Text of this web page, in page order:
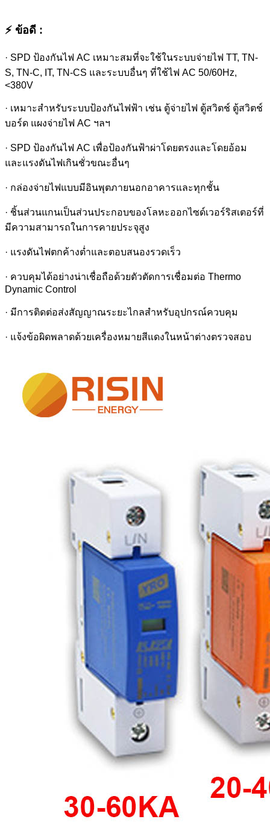
⚡ ข้อดี :
· SPD ป้องกันไฟ AC เหมาะสมที่จะใช้ในระบบจ่ายไฟ TT, TN-
S, TN-C, IT, TN-CS และระบบอื่นๆ ที่ใช้ไฟ AC 50/60Hz,
<380V
· เหมาะสำหรับระบบป้องกันไฟฟ้า เช่น ตู้จ่ายไฟ ตู้สวิตช์ ตู้สวิตช์
บอร์ด แผงจ่ายไฟ AC ฯลฯ
· SPD ป้องกันไฟ AC เพื่อป้องกันฟ้าผ่าโดยตรงและโดยอ้อม
และแรงดันไฟเกินชั่วขณะอื่นๆ
· กล่องจ่ายไฟแบบมีอินพุตภายนอกอาคารและทุกชั้น
· ชิ้นส่วนแกนเป็นส่วนประกอบของโลหะออกไซด์เวอร์ริสเตอร์ที่
มีความสามารถในการคายประจุสูง
· แรงดันไฟตกค้างต่ำและตอบสนองรวดเร็ว
· ควบคุมได้อย่างน่าเชื่อถือด้วยตัวตัดการเชื่อมต่อ Thermo
Dynamic Control
· มีการติดต่อส่งสัญญาณระยะไกลสำหรับอุปกรณ์ควบคุม
· แจ้งข้อผิดพลาดด้วยเครื่องหมายสีแดงในหน้าต่างตรวจสอบ